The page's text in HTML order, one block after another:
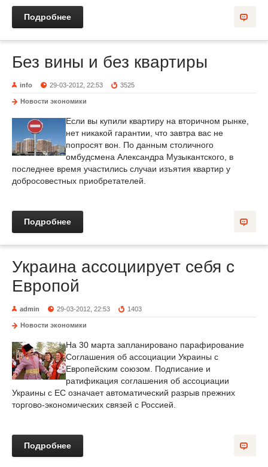
Подробнее
Без вины и без квартиры
info 29-03-2012, 22:53 3525
Новости экономики
Если вы купили квартиру на вторичном рынке,
нет никакой гарантии, что завтра вас не
попросят вон. По данным столичного
омбудсмена Александра Музыкантского, в
последнее время участились случаи изъятия квартир у
добросовестных приобретателей.
Подробнее
Украина ассоциирует себя с
Европой
admin 29-03-2012, 22:53 1403
Новости экономики
На 30 марта запланировано парафирование
Соглашения об ассоциации Украины с
Европейским союзом. Подписание и
ратификация соглашения об ассоциации
Украины с ЕС означает автоматический разрыв прежних
торгово-экономических связей с Россией.
Подробнее